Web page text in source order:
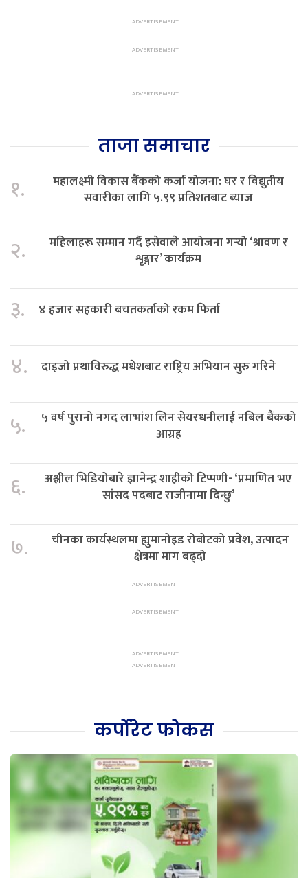
ताजा समाचार
१.
महालक्ष्मी विकास बैंकको कर्जा योजना: घर र विद्युतीय
सवारीका लागि ५.९९ प्रतिशतबाट ब्याज
२.
महिलाहरू सम्मान गर्दै इसेवाले आयोजना गर्‍यो ‘श्रावण र
शृङ्गार’ कार्यक्रम
३. ४ हजार सहकारी बचतकर्ताको रकम फिर्ता
४. दाइजो प्रथाविरुद्ध मधेशबाट राष्ट्रिय अभियान सुरु गरिने
५.
५ वर्ष पुरानो नगद लाभांश लिन सेयरधनीलाई नबिल बैंकको
आग्रह
६.
अश्लील भिडियोबारे ज्ञानेन्द्र शाहीको टिप्पणी- ‘प्रमाणित भए
सांसद पदबाट राजीनामा दिन्छु’
७.
चीनका कार्यस्थलमा ह्युमानोइड रोबोटको प्रवेश, उत्पादन
क्षेत्रमा माग बढ्दो
कर्पोरेट फोकस